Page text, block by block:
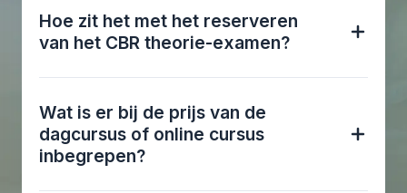
Hoe zit het met het reserveren
van het CBR theorie-examen?
Wat is er bij de prijs van de
dagcursus of online cursus
inbegrepen?